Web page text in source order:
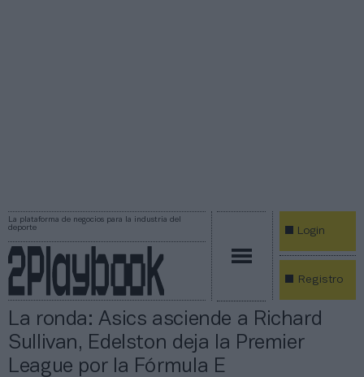
La plataforma de negocios para la industria del
deporte
Login
Registro
La ronda: Asics asciende a Richard
Sullivan, Edelston deja la Premier
League por la Fórmula E